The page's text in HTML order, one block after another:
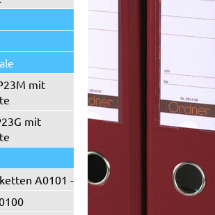
mit
mit
A0101 - A0102